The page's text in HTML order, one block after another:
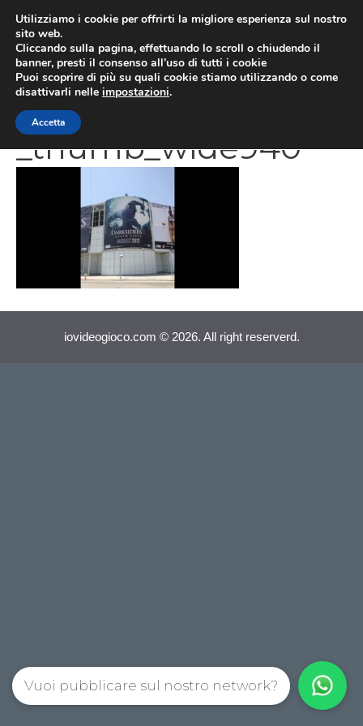
contenuto
screenshot_283788
_thumb_wide940
iovideogioco.com © 2026. All right reserverd.
Utilizziamo i cookie per offrirti la migliore esperienza sul nostro
sito web.
Cliccando sulla pagina, effettuando lo scroll o chiudendo il
banner, presti il consenso all’uso di tutti i cookie
Puoi scoprire di più su quali cookie stiamo utilizzando o come
disattivarli nelle impostazioni.
Accetta
Vuoi pubblicare sul nostro network?